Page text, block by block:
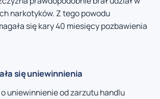
narkotyków. Z tego powodu
się kary 40 miesięcy pozbawienia
się uniewinnienia
uniewinnienie od zarzutu handlu